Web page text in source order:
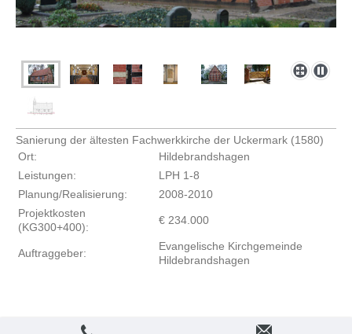
Sanierung der ältesten Fachwerkkirche der Uckermark (1580)
Ort:
Hildebrandshagen
Leistungen:
LPH 1-8
Planung/Realisierung:
2008-2010
Projektkosten
(KG300+400):
€ 234.000
Auftraggeber:
Evangelische Kirchgemeinde
Hildebrandshagen